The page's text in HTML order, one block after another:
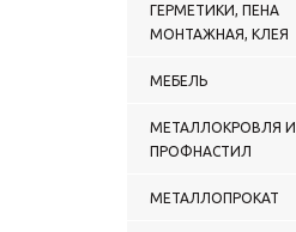
ГЕРМЕТИКИ, ПЕНА
МОНТАЖНАЯ, КЛЕЯ
МЕБЕЛЬ
МЕТАЛЛОКРОВЛЯ И
ПРОФНАСТИЛ
МЕТАЛЛОПРОКАТ